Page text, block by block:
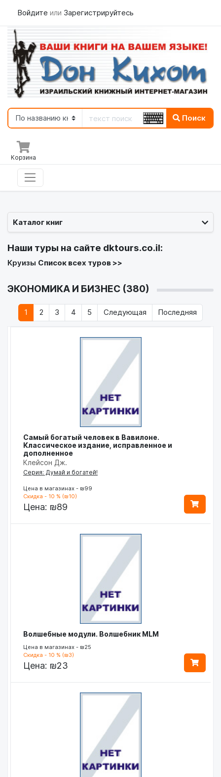
Войдите или Зарегистрируйтесь
Поиск
Корзина
Каталог книг
Наши туры на сайте dktours.co.il:
Круизы Список всех туров >>
ЭКОНОМИКА И БИЗНЕС (380)
1 2 3 4 5 Следующая Последняя
Самый богатый человек в Вавилоне.
Классическое издание, исправленное и
дополненное
Клейсон Дж.
Серия: Думай и богатей!
Цена в магазинах - ₪99
Скидка - 10 % (₪10)
Цена: ₪89
Волшебные модули. Волшебник MLM
Цена в магазинах - ₪25
Скидка - 10 % (₪3)
Цена: ₪23